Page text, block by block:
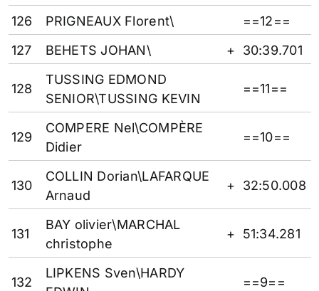
126 PRIGNEAUX Florent\
==12==
127
BEHETS JOHAN\ + 30:39.701
128
TUSSING EDMOND
SENIOR\TUSSING KEVIN
==11==
129
COMPERE Nel\COMPÈRE
Didier
==10==
130
COLLIN Dorian\LAFARQUE
Arnaud
+ 32:50.008
131
BAY olivier\MARCHAL
christophe
+ 51:34.281
132
LIPKENS Sven\HARDY
==9==